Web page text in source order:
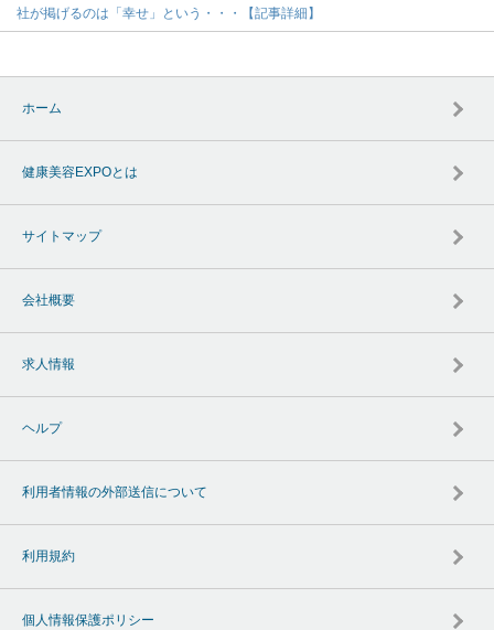
社が掲げるのは「幸せ」という・・・【記事詳細】
ホーム
健康美容EXPOとは
サイトマップ
会社概要
求人情報
ヘルプ
利用者情報の外部送信について
利用規約
個人情報保護ポリシー